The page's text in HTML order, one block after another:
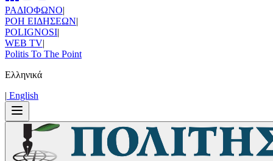
ΡΑΔΙΟΦΩΝΟ|
ΡΟΗ ΕΙΔΗΣΕΩΝ|
POLIGNOSI|
WEB TV|
Politis To The Point
Ελληνικά
| Εnglish